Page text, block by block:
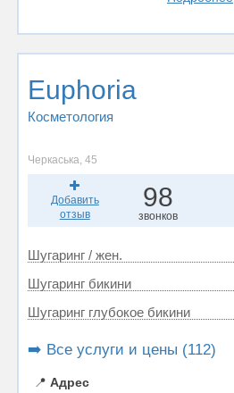
Euphoria
Косметология
Черкаська, 45
Добавить
отзыв
98
звонков
Шугаринг / жен.
Шугаринг бикини
Шугаринг глубокое бикини
➡️ Все услуги и цены (112)
📍 Адрес